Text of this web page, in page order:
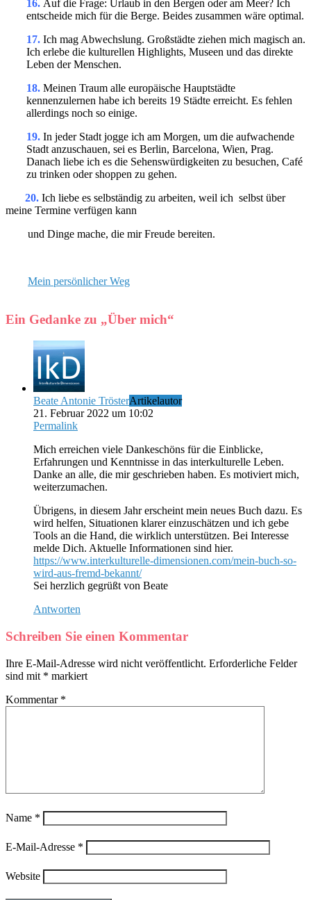
16. Auf die Frage: Urlaub in den Bergen oder am Meer? Ich
entscheide mich für die Berge. Beides zusammen wäre optimal.
17. Ich mag Abwechslung. Großstädte ziehen mich magisch an.
Ich erlebe die kulturellen Highlights, Museen und das direkte
Leben der Menschen.
18. Meinen Traum alle europäische Hauptstädte
kennenzulernen habe ich bereits 19 Städte erreicht. Es fehlen
allerdings noch so einige.
19. In jeder Stadt jogge ich am Morgen, um die aufwachende
Stadt anzuschauen, sei es Berlin, Barcelona, Wien, Prag.
Danach liebe ich es die Sehenswürdigkeiten zu besuchen, Café
zu trinken oder shoppen zu gehen.
20. Ich liebe es selbständig zu arbeiten, weil ich selbst über
meine Termine verfügen kann
und Dinge mache, die mir Freude bereiten.
Mein persönlicher Weg
Ein Gedanke zu „Über mich“
Beate Antonie TrösterArtikelautor
21. Februar 2022 um 10:02
Permalink
Mich erreichen viele Dankeschöns für die Einblicke,
Erfahrungen und Kenntnisse in das interkulturelle Leben.
Danke an alle, die mir geschrieben haben. Es motiviert mich,
weiterzumachen.
Übrigens, in diesem Jahr erscheint mein neues Buch dazu. Es
wird helfen, Situationen klarer einzuschätzen und ich gebe
Tools an die Hand, die wirklich unterstützen. Bei Interesse
melde Dich. Aktuelle Informationen sind hier.
https://www.interkulturelle-dimensionen.com/mein-buch-so-
wird-aus-fremd-bekannt/
Sei herzlich gegrüßt von Beate
Antworten
Schreiben Sie einen Kommentar
Ihre E-Mail-Adresse wird nicht veröffentlicht. Erforderliche Felder
sind mit * markiert
Kommentar *
Name *
E-Mail-Adresse *
Website